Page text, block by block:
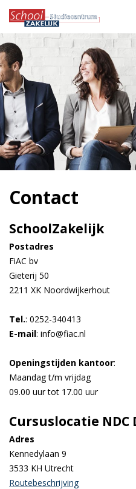
Contact
SchoolZakelijk
Postadres
FiAC bv
Gieterij 50
2211 XK Noordwijkerhout
Tel.: 0252-340413
E-mail: info@fiac.nl
Openingstijden kantoor:
Maandag t/m vrijdag
09.00 uur tot 17.00 uur
Cursuslocatie NDC
Adres
Kennedylaan 9
3533 KH Utrecht
Routebeschrijving